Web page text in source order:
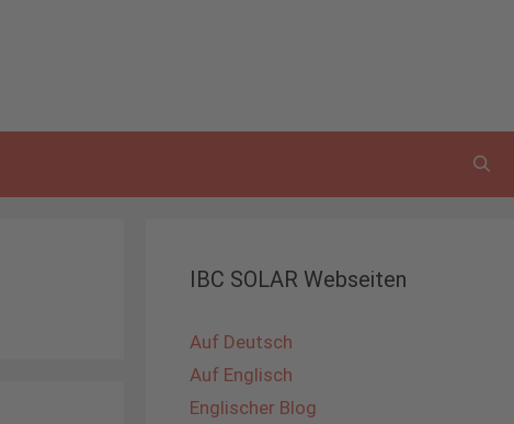
IBC SOLAR Webseiten
Auf Deutsch
Auf Englisch
Englischer Blog